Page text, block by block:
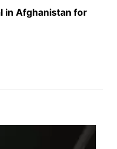
in Afghanistan for